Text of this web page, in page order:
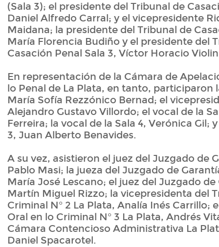
(Sala 3); el presidente del Tribunal de
Daniel Alfredo Carral; y el vicepresidente
Maidana; la presidente del Tribunal de
María Florencia Budiño y el presidente del
Casación Penal Sala 3, Víctor Horacio
En representación de la Cámara de
lo Penal de La Plata, en tanto, participaron
María Sofía Rezzónico Bernad; el
Alejandro Gustavo Villordo; el vocal de la
Ferreira; la vocal de la Sala 4, Verónica Gil;
3, Juan Alberto Benavides.
A su vez, asistieron el juez del Juzgado de
Pablo Masi; la jueza del Juzgado de
María José Lescano; el juez del Juzgado de
Martín Miguel Rizzo; la vicepresidenta del
Criminal N° 2 La Plata, Analía Inés Carrillo;
Oral en lo Criminal N° 3 La Plata, Andrés
Cámara Contencioso Administrativa La
Daniel Spacarotel.